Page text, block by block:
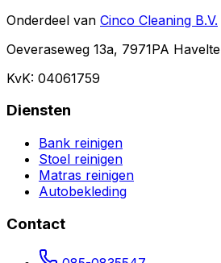
Onderdeel van Cinco Cleaning B.V.
Oeveraseweg 13a, 7971PA Havelte
KvK: 04061759
Diensten
Bank reinigen
Stoel reinigen
Matras reinigen
Autobekleding
Contact